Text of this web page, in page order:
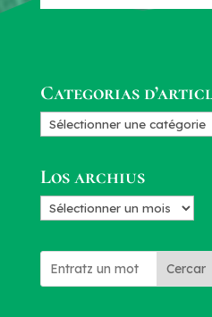
Categorias
Categorias
Los archius
Los
Cercar